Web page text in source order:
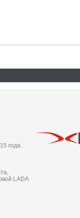
года.
LADA